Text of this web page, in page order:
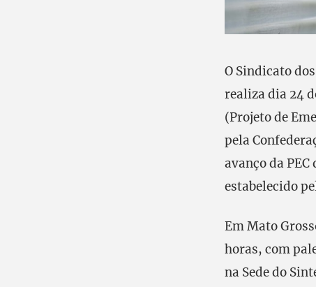
O Sindicato
realiza dia 24
(Projeto de
pela
avanço da
estabelecido
Em Mato
horas, com
na Sede do